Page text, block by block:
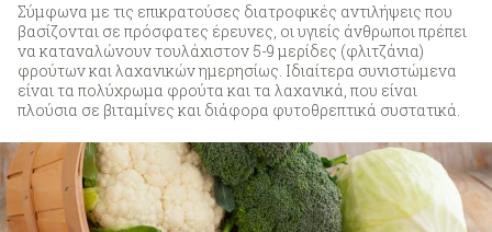
Σύμφωνα με τις επικρατούσες διατροφικές αντιλήψεις που
βασίζονται σε πρόσφατες έρευνες, οι υγιείς άνθρωποι πρέπει
να καταναλώνουν τουλάχιστον 5-9 μερίδες (φλιτζάνια)
φρούτων και λαχανικών ημερησίως. Ιδιαίτερα συνιστώμενα
είναι τα πολύχρωμα φρούτα και τα λαχανικά, που είναι
πλούσια σε βιταμίνες και διάφορα φυτοθρεπτικά συστατικά.